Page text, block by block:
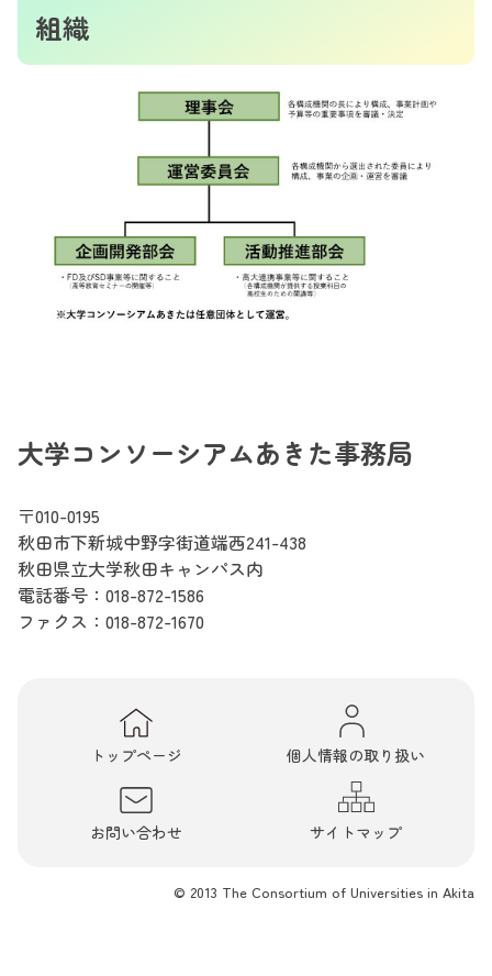
組織
大学コンソーシアムあきた事務局
〒010-0195
秋田市下新城中野字街道端西241-438
秋田県立大学秋田キャンパス内
電話番号： 018-872-1586
ファクス：018-872-1670
トップページ
お問い合わせ
個人情報の取り扱い
サイトマップ
© 2013 The Consortium of Universities in Akita